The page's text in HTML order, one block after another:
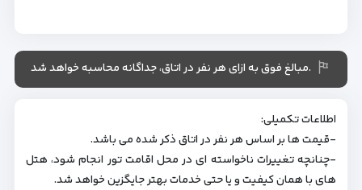
.مبالغ فوق به ازای هر نفر در اتاق، جداگانه محاسبه خواهد شد
اطلاعات تکمیلی:
-قیمت ها بر اساس هر نفر در اتاق ذکر شده می باشد.
-چنانچه تغییرات ناخواسته ای در محل اقامت تور انجام شود، هتل
های با همان کیفیت و یا حتی خدمات بهتر جایگزین خواهد شد.